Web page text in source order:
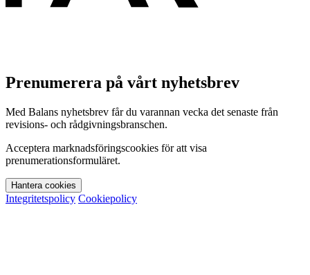
Prenumerera på vårt nyhetsbrev
Med Balans nyhetsbrev får du varannan vecka det senaste från
revisions- och rådgivningsbranschen.
Acceptera marknadsföringscookies för att visa
prenumerationsformuläret.
Hantera cookies
Integritetspolicy Cookiepolicy